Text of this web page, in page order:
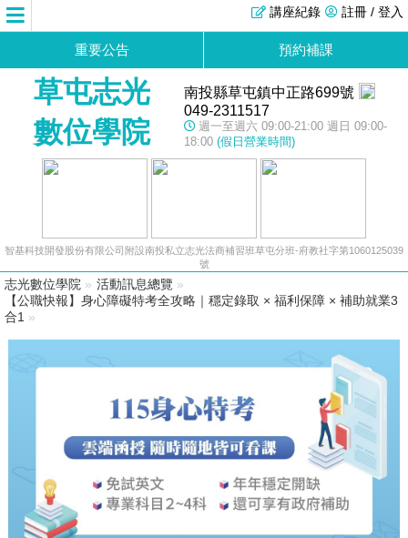
註冊 / 登入
講座紀錄
重要公告 預約補課
草屯志光
數位學院
南投縣草屯鎮中正路699號
049-2311517
週一至週六 09:00-21:00 週日 09:00-
18:00 (假日營業時間)
智基科技開發股份有限公司附設南投私立志光法商補習班草屯分班-府教社字第1060125039
號
志光數位學院 » 活動訊息總覽 »
【公職快報】身心障礙特考全攻略｜穩定錄取 × 福利保障 × 補助就業3
合1 »